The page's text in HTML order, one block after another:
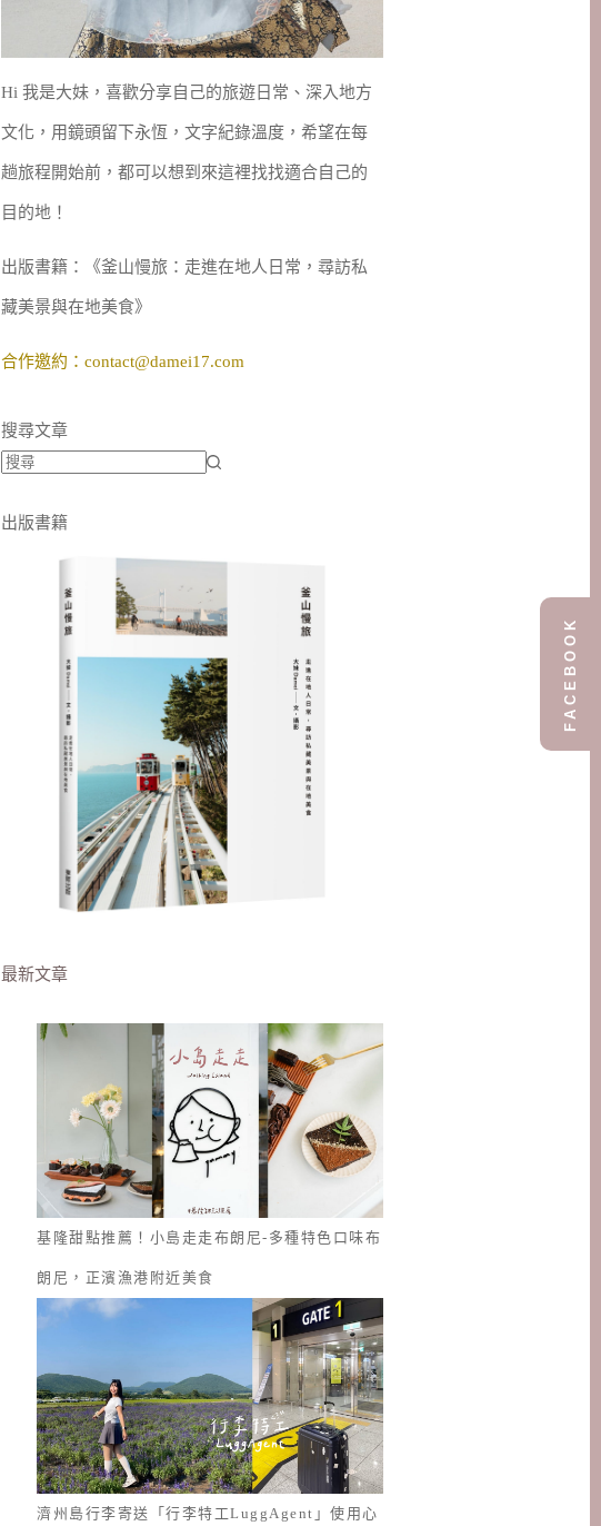
Hi 我是大妹，喜歡分享自己的旅遊日常、深入地方
文化，用鏡頭留下永恆，文字紀錄溫度，希望在每
趟旅程開始前，都可以想到來這裡找找適合自己的
目的地！
出版書籍：《釜山慢旅：走進在地人日常，尋訪私
藏美景與在地美食》
合作邀約： contact@damei17.com
搜尋文章
出版書籍
最新文章
基隆甜點推薦！小島走走布朗尼-多種特色口味布
朗尼，正濱漁港附近美食
濟州島行李寄送「行李特工LuggAgent」使用心
FACEBOOK